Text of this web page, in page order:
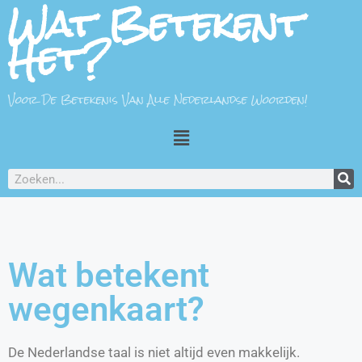
Wat Betekent
Het?
Voor De Betekenis Van Alle Nederlandse Woorden!
Wat betekent
wegenkaart?
De Nederlandse taal is niet altijd even makkelijk.